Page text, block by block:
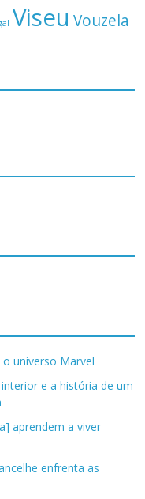
Viseu Vouzela
universo Marvel
e a história de um
aprendem a viver
enfrenta as